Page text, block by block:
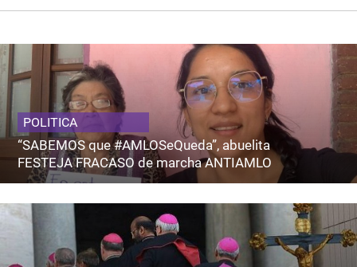
POLITICA
“SABEMOS que #AMLOSeQueda”, abuelita
FESTEJA FRACASO de marcha ANTIAMLO